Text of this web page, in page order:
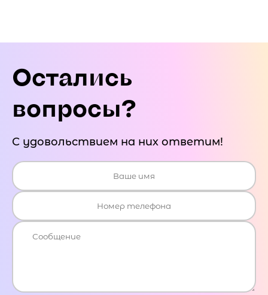
Остались
вопросы?
С удовольствием на них ответим!